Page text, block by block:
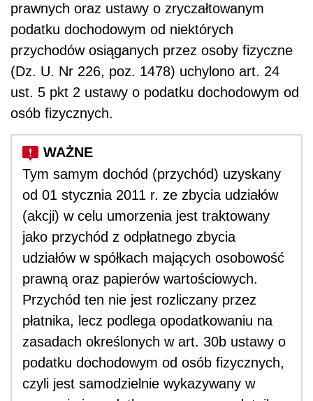
prawnych oraz ustawy o zryczałtowanym
podatku dochodowym od niektórych
przychodów osiąganych przez osoby fizyczne
(Dz. U. Nr 226, poz. 1478) uchylono art. 24
ust. 5 pkt 2 ustawy o podatku dochodowym od
osób fizycznych.
Tym samym dochód (przychód) uzyskany
od 01 stycznia 2011 r. ze zbycia udziałów
(akcji) w celu umorzenia jest traktowany
jako przychód z odpłatnego zbycia
udziałów w spółkach mających osobowość
prawną oraz papierów wartościowych.
Przychód ten nie jest rozliczany przez
płatnika, lecz podlega opodatkowaniu na
zasadach określonych w art. 30b ustawy o
podatku dochodowym od osób fizycznych,
czyli jest samodzielnie wykazywany w